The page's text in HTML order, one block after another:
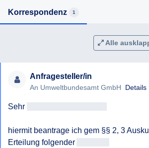
Korrespondenz 1
Alle
Anfragesteller/in
An Umweltbundesamt GmbH
Details
Sehr
hiermit beantrage ich gem §§ 2, 3
Erteilung folgender